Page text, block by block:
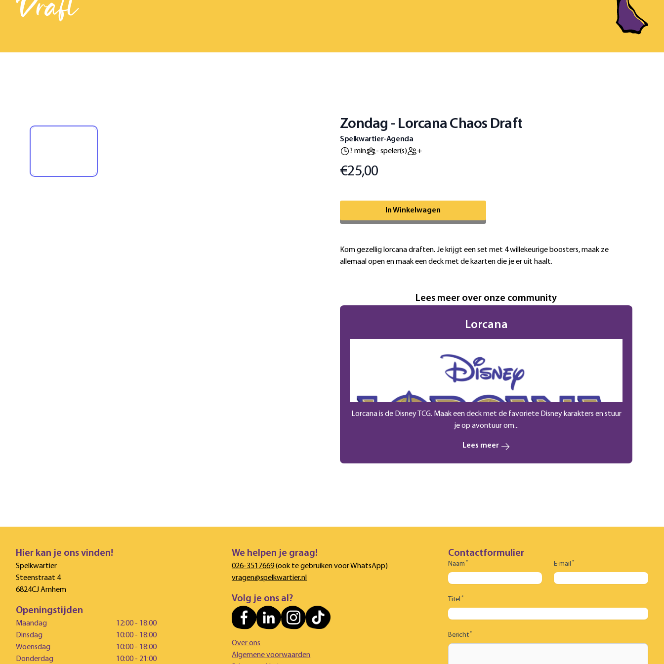
Zondag - Lorcana Chaos Draft
Spelkwartier-Agenda
? min
- speler(s) +
Prijs
€25,00
In Winkelwagen
Extra informatie
Kom gezellig lorcana draften. Je krijgt een set met 4 willekeurige boosters, maak ze
allemaal open en maak een deck met de kaarten die je er uit haalt.
Lees meer over onze community
Lorcana
Lorcana is de Disney TCG. Maak een deck met de favoriete Disney karakters en stuur
je op avontuur om...
Lees meer
Hier kan je ons vinden!
Spelkwartier
Steenstraat 4
6824CJ Arnhem
Openingstijden
Maandag
12:00 - 18:00
Dinsdag
10:00 - 18:00
Woensdag
10:00 - 18:00
Donderdag
10:00 - 21:00
We helpen je graag!
026-3517669(ook te gebruiken voor WhatsApp)
vragen@spelkwartier.nl
Volg je ons al?
Over ons
Algemene voorwaarden
Contactformulier
Naam * E-mail *
Titel *
Bericht*